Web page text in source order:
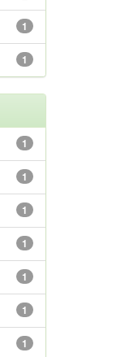
1
1
1
1
1
1
1
1
1